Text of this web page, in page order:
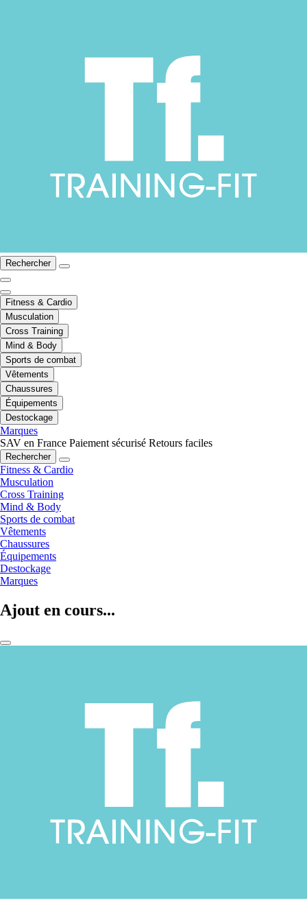
Rechercher
Fitness & Cardio
Musculation
Cross Training
Mind & Body
Sports de combat
Vêtements
Chaussures
Équipements
Destockage
Marques
SAV en France Paiement sécurisé Retours faciles
Rechercher
Fitness & Cardio
Musculation
Cross Training
Mind & Body
Sports de combat
Vêtements
Chaussures
Équipements
Destockage
Marques
Ajout en cours...